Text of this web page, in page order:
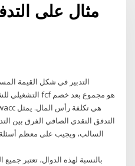
مثال على
التدبير في شكل القيمة
التدفق النقدي الصافي الفرق بين
السالب، ويجيب على معظم أسئلة